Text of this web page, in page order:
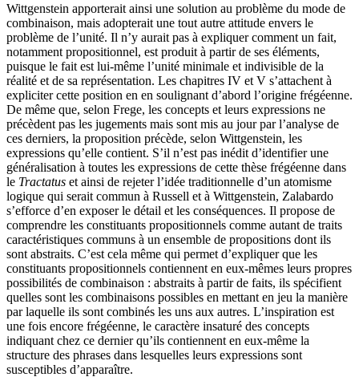
Wittgenstein apporterait ainsi une solution au problème du mode de
combinaison, mais adopterait une tout autre attitude envers le
problème de l’unité. Il n’y aurait pas à expliquer comment un fait,
notamment propositionnel, est produit à partir de ses éléments,
puisque le fait est lui-même l’unité minimale et indivisible de la
réalité et de sa représentation. Les chapitres IV et V s’attachent à
expliciter cette position en en soulignant d’abord l’origine frégéenne.
De même que, selon Frege, les concepts et leurs expressions ne
précèdent pas les jugements mais sont mis au jour par l’analyse de
ces derniers, la proposition précède, selon Wittgenstein, les
expressions qu’elle contient. S’il n’est pas inédit d’identifier une
généralisation à toutes les expressions de cette thèse frégéenne dans
le Tractatus et ainsi de rejeter l’idée traditionnelle d’un atomisme
logique qui serait commun à Russell et à Wittgenstein, Zalabardo
s’efforce d’en exposer le détail et les conséquences. Il propose de
comprendre les constituants propositionnels comme autant de traits
caractéristiques communs à un ensemble de propositions dont ils
sont abstraits. C’est cela même qui permet d’expliquer que les
constituants propositionnels contiennent en eux-mêmes leurs propres
possibilités de combinaison : abstraits à partir de faits, ils spécifient
quelles sont les combinaisons possibles en mettant en jeu la manière
par laquelle ils sont combinés les uns aux autres. L’inspiration est
une fois encore frégéenne, le caractère insaturé des concepts
indiquant chez ce dernier qu’ils contiennent en eux-même la
structure des phrases dans lesquelles leurs expressions sont
susceptibles d’apparaître.